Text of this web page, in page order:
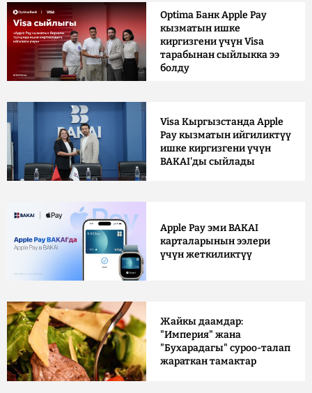
Optima Банк Apple Pay
кызматын ишке
киргизгени үчүн Visa
тарабынан сыйлыкка ээ
болду
Visa Кыргызстанда Apple
Pay кызматын ийгиликтүү
ишке киргизгени үчүн
BAKAI'ды сыйлады
Apple Pay эми BAKAI
карталарынын ээлери
үчүн жеткиликтүү
Жайкы даамдар:
"Империя" жана
"Бухарадагы" суроо-талап
жараткан тамактар